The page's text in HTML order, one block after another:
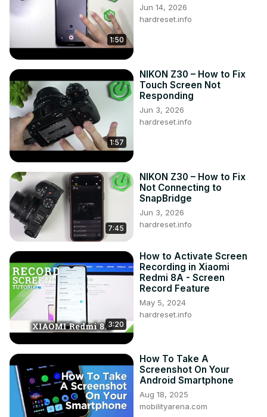
1:50
Jun 14, 2026
hardreset.info
1:57
NIKON Z30 – How to Fix
Touch Screen Not
Responding
Jun 3, 2026
hardreset.info
7:45
NIKON Z30 – How to Fix
Not Connecting to
SnapBridge
Jun 3, 2026
hardreset.info
3:20
How to Activate Screen
Recording in Xiaomi
Redmi 8A - Screen
Record Feature
May 5, 2024
hardreset.info
How To Take A
Screenshot On Your
Android Smartphone
Aug 18, 2025
mobilityarena.com